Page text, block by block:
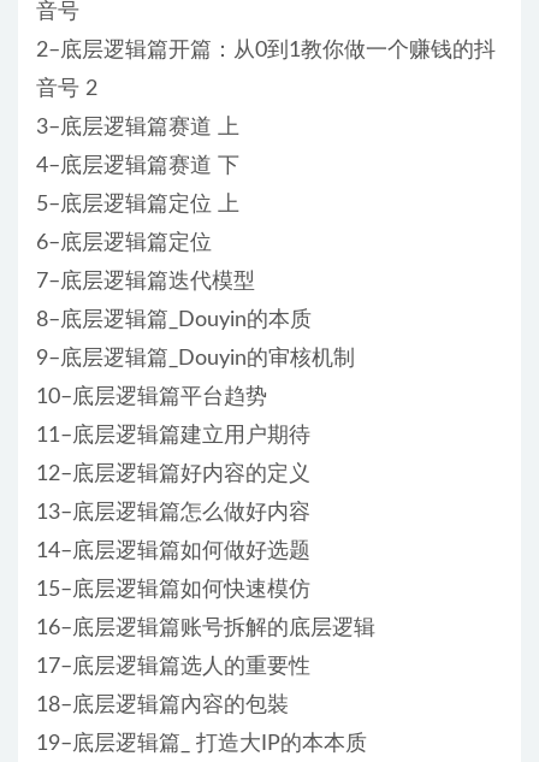
音号
2–底层逻辑篇开篇：从0到1教你做一个赚钱的抖
音号 2
3–底层逻辑篇赛道 上
4–底层逻辑篇赛道 下
5–底层逻辑篇定位 上
6–底层逻辑篇定位
7–底层逻辑篇迭代模型
8–底层逻辑篇_Douyin的本质
9–底层逻辑篇_Douyin的审核机制
10–底层逻辑篇平台趋势
11–底层逻辑篇建立用户期待
12–底层逻辑篇好内容的定义
13–底层逻辑篇怎么做好内容
14–底层逻辑篇如何做好选题
15–底层逻辑篇如何快速模仿
16–底层逻辑篇账号拆解的底层逻辑
17–底层逻辑篇选人的重要性
18–底层逻辑篇內容的包裝
19–底层逻辑篇_ 打造大IP的本本质